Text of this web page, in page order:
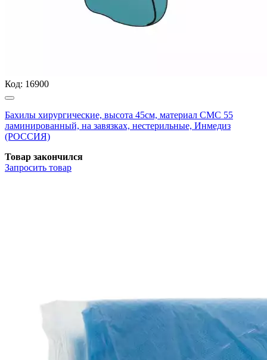
Код: 16900
Бахилы хирургические, высота 45см, материал СМС 55
ламинированный, на завязках, нестерильные, Инмедиз
(РОССИЯ)
Товар закончился
Запросить товар